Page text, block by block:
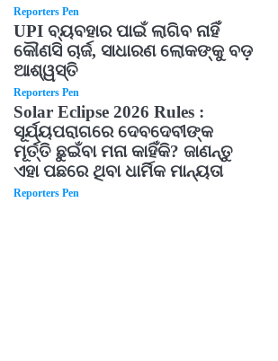
Reporters Pen
UPI ବ୍ୟବହାର ପାଇଁ ଲାଗିବ ନାହିଁ
କୌଣସି ଚାର୍ଜ, ସାଧାରଣ ଲୋକଙ୍କୁ ବଡ଼
ଆଶ୍ୱସ୍ତି
Reporters Pen
Solar Eclipse 2026 Rules :
ସୂର୍ଯ୍ୟପରାଗରେ ଦେବଦେବୀଙ୍କ
ମୂର୍ତ୍ତି ଛୁଇଁବା ମନା କାହିଁକି? ଜାଣନ୍ତୁ
ଏହା ପଛରେ ଥିବା ଧାର୍ମିକ ମାନ୍ୟତା
Reporters Pen